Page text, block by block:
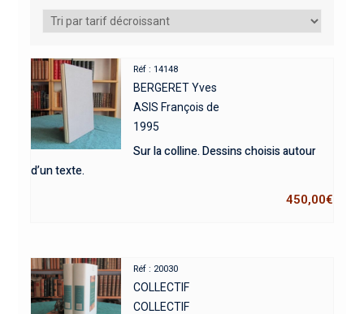
Réf : 14148
BERGERET Yves
ASIS François de
1995
Sur la colline. Dessins choisis autour
d’un texte.
450,00€
Réf : 20030
COLLECTIF
COLLECTIF